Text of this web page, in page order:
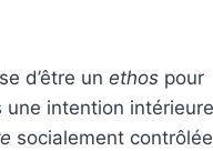
d’être un ethos pour
une intention intérieure
socialement